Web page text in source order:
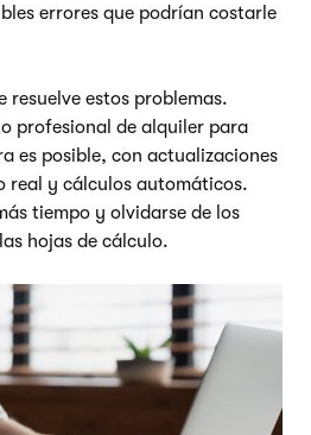
errores que podrían costarle
resuelve estos problemas.
profesional de alquiler para
es posible, con actualizaciones
real y cálculos automáticos.
tiempo y olvidarse de los
hojas de cálculo.